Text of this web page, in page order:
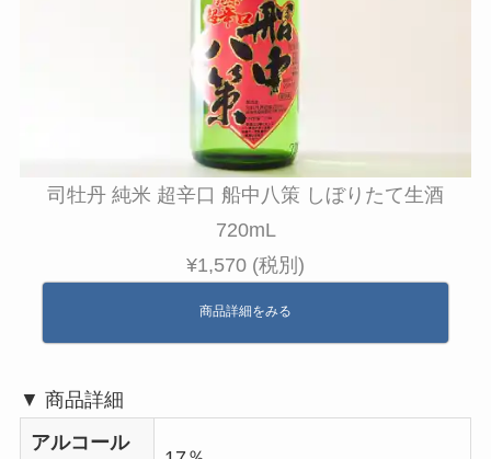
司牡丹 純米 超辛口 船中八策 しぼりたて生酒
720mL
¥1,570 (税別)
商品詳細をみる
▼ 商品詳細
アルコール